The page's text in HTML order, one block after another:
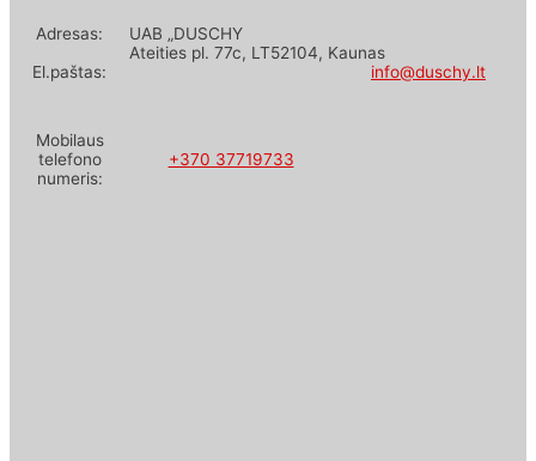
Adresas:
UAB „DUSCHY
Ateities pl. 77c, LT52104, Kaunas
El.paštas:
info@duschy.lt
Mobilaus
telefono
numeris:
+370 37719733